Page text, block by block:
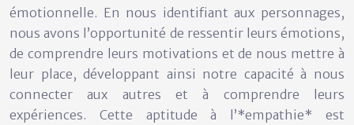
émotionnelle. En nous identifiant aux personnages,
nous avons l’opportunité de ressentir leurs émotions,
de comprendre leurs motivations et de nous mettre à
leur place, développant ainsi notre capacité à nous
connecter aux autres et à comprendre leurs
expériences. Cette aptitude à l’*empathie* est